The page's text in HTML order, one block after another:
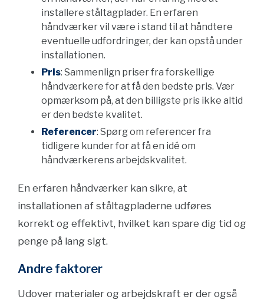
installere ståltagplader. En erfaren
håndværker vil være i stand til at håndtere
eventuelle udfordringer, der kan opstå under
installationen.
Pris: Sammenlign priser fra forskellige
håndværkere for at få den bedste pris. Vær
opmærksom på, at den billigste pris ikke altid
er den bedste kvalitet.
Referencer: Spørg om referencer fra
tidligere kunder for at få en idé om
håndværkerens arbejdskvalitet.
En erfaren håndværker kan sikre, at
installationen af ståltagpladerne udføres
korrekt og effektivt, hvilket kan spare dig tid og
penge på lang sigt.
Andre faktorer
Udover materialer og arbejdskraft er der også